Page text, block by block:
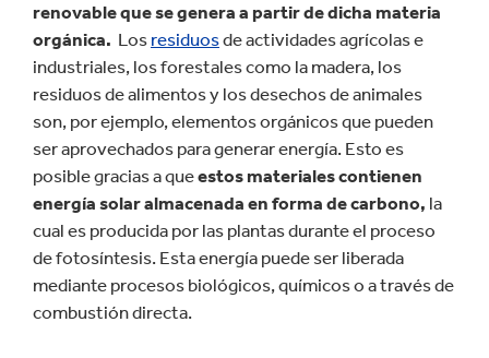
renovable que se genera a partir de dicha materia
orgánica. Los residuosde actividades agrícolas e
industriales, los forestales como la madera, los
residuos de alimentos y los desechos de animales
son, por ejemplo, elementos orgánicos que pueden
ser aprovechados para generar energía. Esto es
posible gracias a queestos materiales contienen
energía solar almacenada en forma de carbono, la
cual es producida por las plantas durante el proceso
de fotosíntesis. Esta energía puede ser liberada
mediante procesos biológicos, químicos o a través de
combustión directa.